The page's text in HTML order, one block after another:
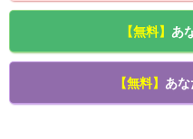
【無料】 あ
【無料】 あ